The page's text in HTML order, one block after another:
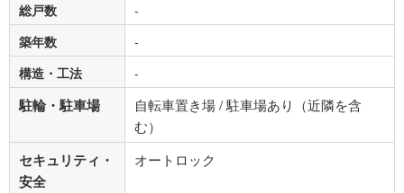
総戸数
-
築年数
-
構造・工法
-
駐輪・駐車場
自転車置き場 / 駐車場あり（近隣を含
む）
セキュリティ・
安全
オートロック